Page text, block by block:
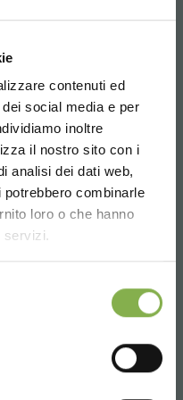
contenuti ed
social media e per
inoltre
il nostro sito con i
analisi dei dati web,
combinarle
loro o che hanno
servizi.
mit denen es in
dieses
und Blumen zu
are in and your
experience
UNSERE
für dich...
Bestellung *
deine
einem Bestellwert
Newsletter)
an oder